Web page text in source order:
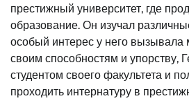
престижный университет, где
образование. Он изучал
особый интерес у него вызывала
своим способностям и упорству,
студентом своего факультета и
проходить интернатуру в